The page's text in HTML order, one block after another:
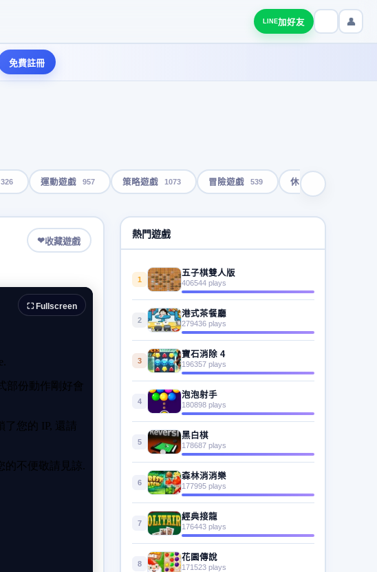
LINE加好友 👤
免費註冊
326 運動遊戲 957 策略遊戲 1073 冒險遊戲 539 休閒遊戲
❤收藏遊戲
⛶ Fullscreen
熱門遊戲
1
五子棋雙人版
406544 plays
2
港式茶餐廳
279436 plays
3
寶石消除 4
196357 plays
4
泡泡射手
180898 plays
5
黑白棋
178687 plays
6
森林消消樂
177995 plays
7
經典接龍
176443 plays
8
花園傳說
171523 plays